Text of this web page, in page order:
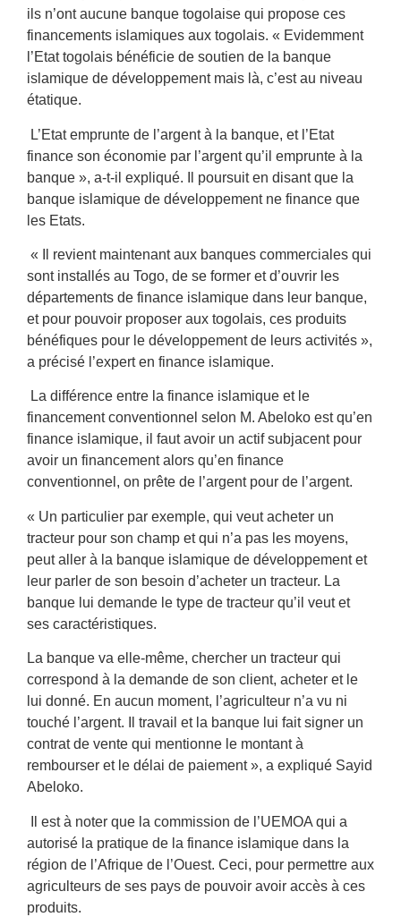
ils n’ont aucune banque togolaise qui propose ces
financements islamiques aux togolais. « Evidemment
l’Etat togolais bénéficie de soutien de la banque
islamique de développement mais là, c’est au niveau
étatique.
L’Etat emprunte de l’argent à la banque, et l’Etat
finance son économie par l’argent qu’il emprunte à la
banque », a-t-il expliqué. Il poursuit en disant que la
banque islamique de développement ne finance que
les Etats.
« Il revient maintenant aux banques commerciales qui
sont installés au Togo, de se former et d’ouvrir les
départements de finance islamique dans leur banque,
et pour pouvoir proposer aux togolais, ces produits
bénéfiques pour le développement de leurs activités »,
a précisé l’expert en finance islamique.
La différence entre la finance islamique et le
financement conventionnel selon M. Abeloko est qu’en
finance islamique, il faut avoir un actif subjacent pour
avoir un financement alors qu’en finance
conventionnel, on prête de l’argent pour de l’argent.
« Un particulier par exemple, qui veut acheter un
tracteur pour son champ et qui n’a pas les moyens,
peut aller à la banque islamique de développement et
leur parler de son besoin d’acheter un tracteur. La
banque lui demande le type de tracteur qu’il veut et
ses caractéristiques.
La banque va elle-même, chercher un tracteur qui
correspond à la demande de son client, acheter et le
lui donné. En aucun moment, l’agriculteur n’a vu ni
touché l’argent. Il travail et la banque lui fait signer un
contrat de vente qui mentionne le montant à
rembourser et le délai de paiement », a expliqué Sayid
Abeloko.
Il est à noter que la commission de l’UEMOA qui a
autorisé la pratique de la finance islamique dans la
région de l’Afrique de l’Ouest. Ceci, pour permettre aux
agriculteurs de ses pays de pouvoir avoir accès à ces
produits.